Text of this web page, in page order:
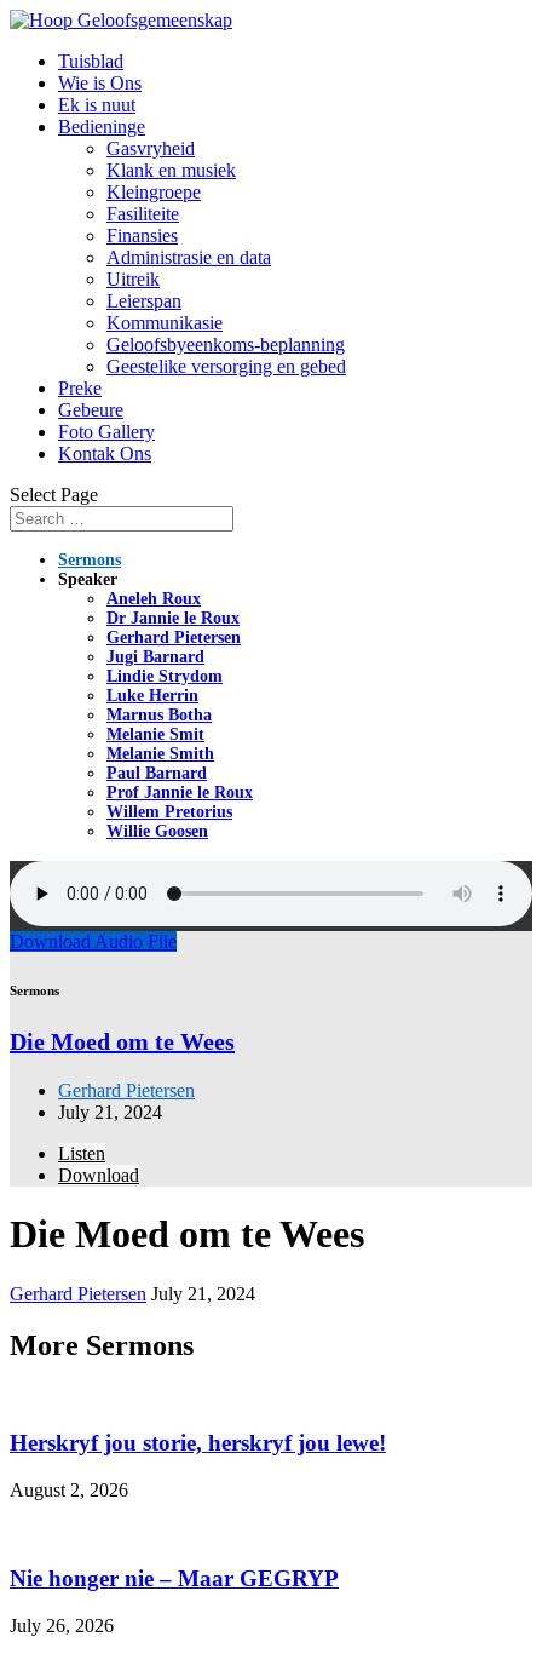
Tuisblad
Wie is Ons
Ek is nuut
Bedieninge
Gasvryheid
Klank en musiek
Kleingroepe
Fasiliteite
Finansies
Administrasie en data
Uitreik
Leierspan
Kommunikasie
Geloofsbyeenkoms-beplanning
Geestelike versorging en gebed
Preke
Gebeure
Foto Gallery
Kontak Ons
Select Page
Sermons
Speaker
Aneleh Roux
Dr Jannie le Roux
Gerhard Pietersen
Jugi Barnard
Lindie Strydom
Luke Herrin
Marnus Botha
Melanie Smit
Melanie Smith
Paul Barnard
Prof Jannie le Roux
Willem Pretorius
Willie Goosen
Download Audio File
Sermons
Die Moed om te Wees
Gerhard Pietersen
July 21, 2024
Listen
Download
Die Moed om te Wees
Gerhard Pietersen July 21, 2024
More Sermons
Herskryf jou storie, herskryf jou lewe!
August 2, 2026
Nie honger nie – Maar GEGRYP
July 26, 2026